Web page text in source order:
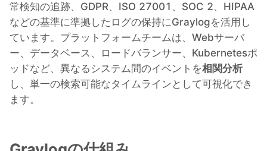
Prometheus
Python
常検知の追跡、GDPR、ISO 27001、SOC 2、HIPAA
などの基準に準拠したログの保持にGraylogを活用し
ています。プラットフォームチームは、Webサーバ
ー、データベース、ロードバランサー、Kubernetesポ
ッドなど、異なるシステム間のイベントを相関分析
し、単一の検索可能なタイムラインとして可視化でき
ます。